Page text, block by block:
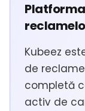
Kubeez
de
completă
activ de